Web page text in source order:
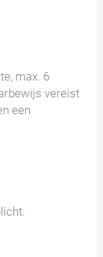
max. 6
vereist
een